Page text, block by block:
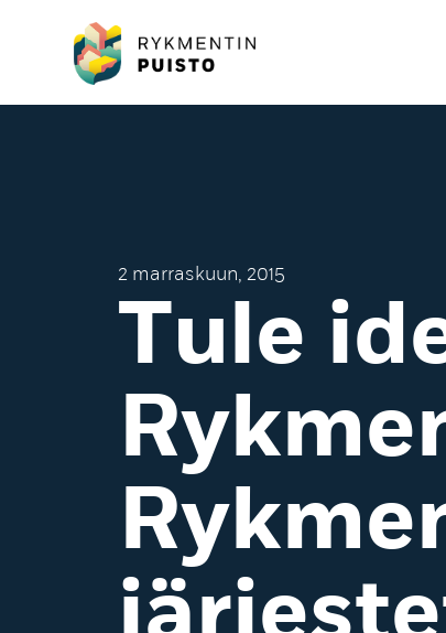
2 marraskuun, 2015
Tule